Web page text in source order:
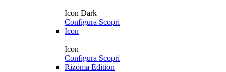
Icon Dark
Configura Scopri
Icon
Icon
Configura Scopri
Rizoma Edition